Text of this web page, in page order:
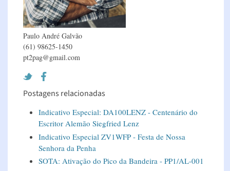
Paulo André Galvão
(61) 98625-1450
pt2pag@gmail.com
Postagens relacionadas
Indicativo Especial: DA100LENZ - Centenário do
Escritor Alemão Siegfried Lenz
Indicativo Especial ZV1WFP - Festa de Nossa
Senhora da Penha
SOTA: Ativação do Pico da Bandeira - PP1/AL-001